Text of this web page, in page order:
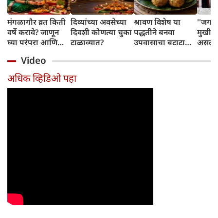
मंगळागौर व्रत किती
वर्षे करावे? जाणून
घ्या परंपरा आणि
दिव्यांच्या अवसेच्या
दिवशी कोणत्या चुका
टाळाव्यात?
श्रावण विशेष या
पद्धतीने बनवा
उपवासाचा बटाटा
करतील
मुखी
Video
अधिक व्हिडिओ पहा